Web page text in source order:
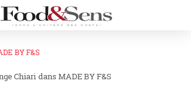
BY F&S
Chiari dans MADE BY F&S